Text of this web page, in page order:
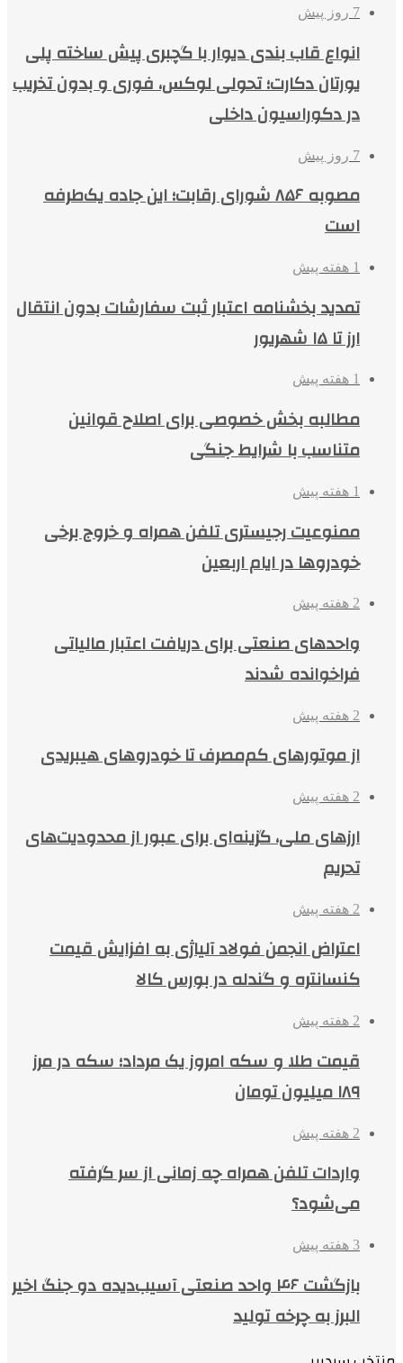
7 روز پیش
انواع قاب بندی دیوار با گچبری پیش ساخته پلی
یورتان دکارت؛ تحولی لوکس، فوری و بدون تخریب
در دکوراسیون داخلی
7 روز پیش
مصوبه ۸۵۶ شورای رقابت؛ این جاده یک‌طرفه
است
1 هفته پیش
تمدید بخشنامه اعتبار ثبت سفارشات بدون انتقال
ارز تا ۱۵ شهریور
1 هفته پیش
مطالبه بخش خصوصی برای اصلاح قوانین
متناسب با شرایط جنگی
1 هفته پیش
ممنوعیت رجیستری تلفن همراه و خروج برخی
خودروها در ایام اربعین
2 هفته پیش
واحدهای صنعتی برای دریافت اعتبار مالیاتی
فراخوانده شدند
2 هفته پیش
از موتورهای کم‌مصرف تا خودروهای هیبریدی
2 هفته پیش
ارزهای ملی، گزینه‌ای برای عبور از محدودیت‌های
تحریم
2 هفته پیش
اعتراض انجمن فولاد آلیاژی به افزایش قیمت
کنسانتره و گندله در بورس کالا
2 هفته پیش
قیمت طلا و سکه امروز یک مرداد؛ سکه در مرز
۱۸۹ میلیون تومان
2 هفته پیش
واردات تلفن همراه چه زمانی از سر گرفته
می‌شود؟
3 هفته پیش
بازگشت ۴۶ واحد صنعتی آسیب‌دیده دو جنگ اخیر
البرز به چرخه تولید